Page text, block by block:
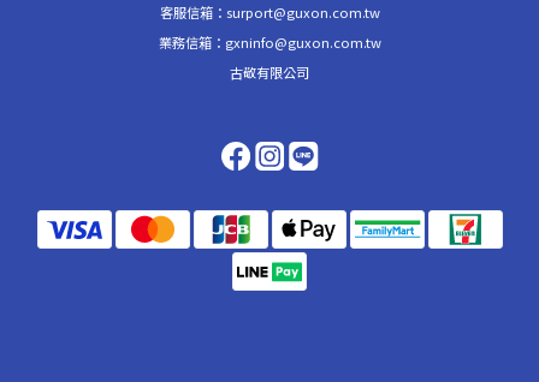
客服信箱：surport@guxon.com.tw
業務信箱：gxninfo@guxon.com.tw
古敬有限公司